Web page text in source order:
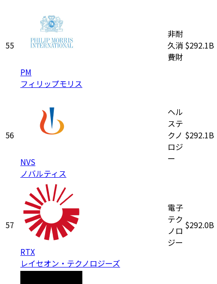
55
PM
フィリップモリス
非耐
久消
費財
$292.1B
56
NVS
ノバルティス
ヘル
ステ
クノ
ロジ
ー
$292.1B
57
RTX
レイセオン・テクノロジーズ
電子
テク
ノロ
ジー
$292.0B